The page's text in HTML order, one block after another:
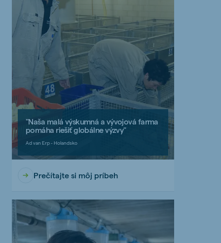
"Naša malá výskumná a vývojová farma
pomáha riešiť globálne výzvy"
Ad van Erp - Holandsko
Prečítajte si môj príbeh